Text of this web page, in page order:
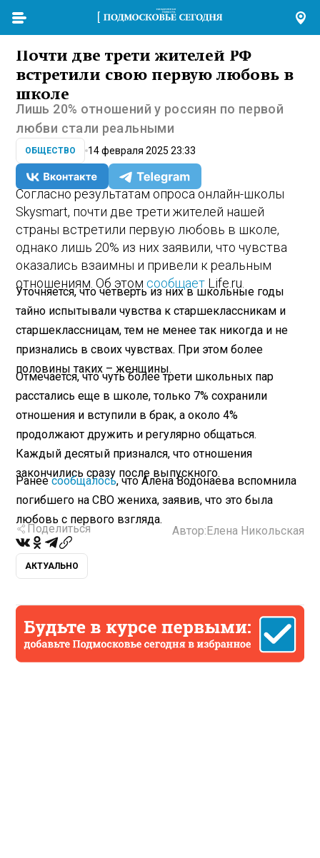
Почти две трети жителей РФ
встретили свою первую любовь в
школе
Лишь 20% отношений у россиян по первой
любви стали реальными
ОБЩЕСТВО 14 февраля 2025 23:33
Согласно результатам опроса онлайн-школы
Skysmart, почти две трети жителей нашей
страны встретили первую любовь в школе,
однако лишь 20% из них заявили, что чувства
оказались взаимны и привели к реальным
отношениям. Об этом сообщает Life.ru.
Уточняется, что четверть из них в школьные годы
тайно испытывали чувства к старшеклассникам и
старшеклассницам, тем не менее так никогда и не
признались в своих чувствах. При этом более
половины таких – женщины.
Отмечается, что чуть более трети школьных пар
расстались еще в школе, только 7% сохранили
отношения и вступили в брак, а около 4%
продолжают дружить и регулярно общаться.
Каждый десятый признался, что отношения
закончились сразу после выпускного.
Ранеесообщалось, что Алена Водонаева вспомнила
погибшего на СВО жениха, заявив, что это была
любовь с первого взгляда.
Поделиться Автор: Елена Никольская
АКТУАЛЬНО